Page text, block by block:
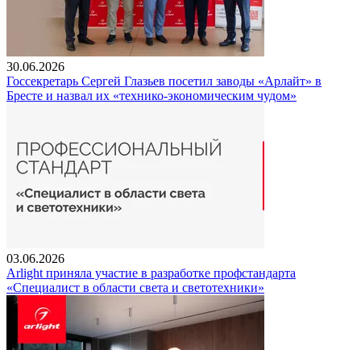
30.06.2026
Госсекретарь Сергей Глазьев посетил заводы «Арлайт» в
Бресте и назвал их «технико-экономическим чудом»
03.06.2026
Arlight приняла участие в разработке профстандарта
«Специалист в области света и светотехники»